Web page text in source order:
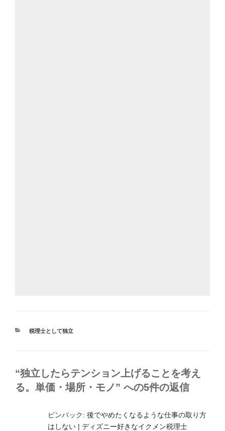
カ
税理士として独立
“独立したらテンション上げることを考え
る。単価・場所・モノ” への5件の返信
ピンバック: 後でやめたくなるような仕事の取り方
はしない | ディズニー好きなイクメン税理士